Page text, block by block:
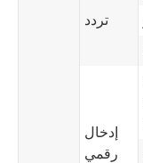
تردد
إدخال
رقمي